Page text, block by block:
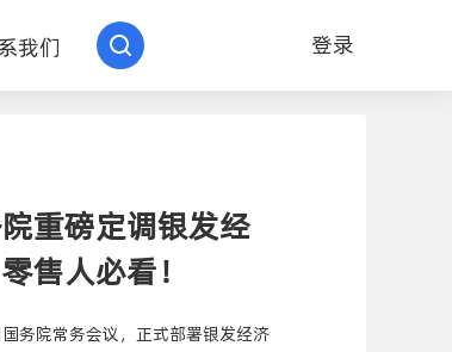
我们 登录
重磅定调银发经
售人必看！
务院常务会议，正式部署银发经济